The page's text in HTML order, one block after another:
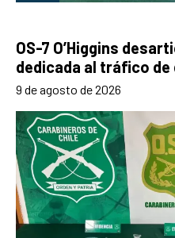
OS-7 O’Higgins
dedicada al tráfico de
9 de agosto de 2026